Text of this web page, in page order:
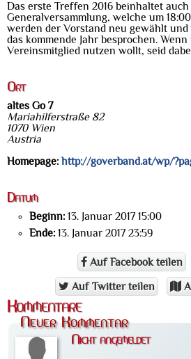
Das erste Treffen 2016 beinhaltet
Generalversammlung, welche um
werden der Vorstand neu gewählt
das kommende Jahr besprochen.
Vereinsmitglied nutzen wollt, seid
Ort
altes Go 7
Mariahilferstraße 82
1070 Wien
Austria
Homepage: http://goverband.at/wp/
Datum
Beginn: 13. Januar 2017 15:00
Ende: 13. Januar 2017 23:59
Auf Facebook teilen
Auf Twitter teilen
Kommentare
Neuer Kommentar
Nicht angemeldet